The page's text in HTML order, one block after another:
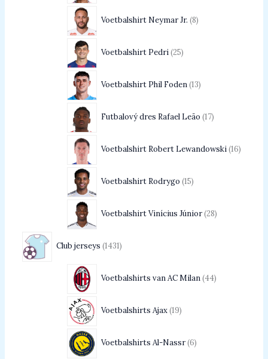
Voetbalshirt Neymar Jr. 8
Voetbalshirt Pedri 25
Voetbalshirt Phil Foden 13
Futbalový dres Rafael Leão 17
Voetbalshirt Robert Lewandowski 16
Voetbalshirt Rodrygo 15
Voetbalshirt Vinícius Júnior 28
Club jerseys 1431
Voetbalshirts van AC Milan 44
Voetbalshirts Ajax 19
Voetbalshirts Al-Nassr 6